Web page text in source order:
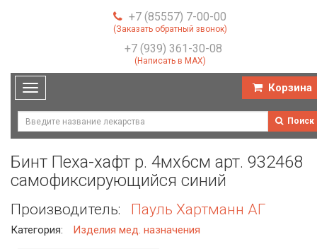
+7 (85557) 7-00-00
(Заказать обратный звонок)
+7 (939) 361-30-08
(Написать в MAX)
Toggle
navigation
Корзина
Поиск
Бинт Пеха-хафт р. 4мх6см арт. 932468
самофиксирующийся синий
Производитель: Пауль Хартманн АГ
Категория: Изделия мед. назначения